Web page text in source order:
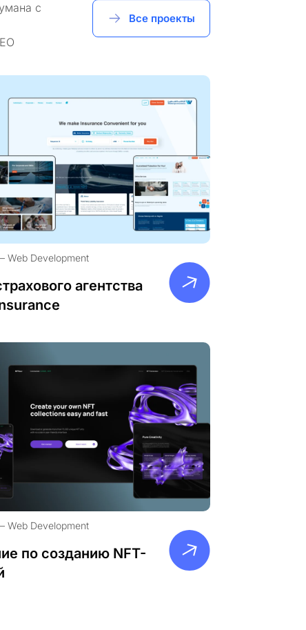
с
Все проекты
Web Development
агентства
Web Development
по созданию NFT-